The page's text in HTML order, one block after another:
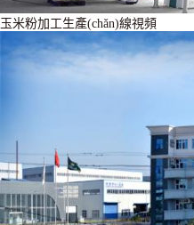
玉米粉加工生產(chǎn)線視頻